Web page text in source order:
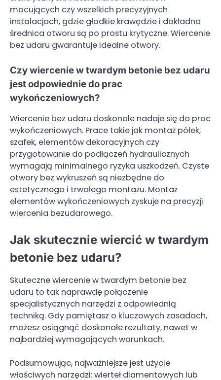
mocujących czy wszelkich precyzyjnych
instalacjach, gdzie gładkie krawędzie i dokładna
średnica otworu są po prostu krytyczne. Wiercenie
bez udaru gwarantuje idealne otwory.
Czy wiercenie w twardym betonie bez udaru
jest odpowiednie do prac
wykończeniowych?
Wiercenie bez udaru doskonale nadaje się do prac
wykończeniowych. Prace takie jak montaż półek,
szafek, elementów dekoracyjnych czy
przygotowanie do podłączeń hydraulicznych
wymagają minimalnego ryzyka uszkodzeń. Czyste
otwory bez wykruszeń są niezbędne do
estetycznego i trwałego montażu. Montaż
elementów wykończeniowych zyskuje na precyzji
wiercenia bezudarowego.
Jak skutecznie wiercić w twardym
betonie bez udaru?
Skuteczne wiercenie w twardym betonie bez
udaru to tak naprawdę połączenie
specjalistycznych narzędzi z odpowiednią
techniką. Gdy pamiętasz o kluczowych zasadach,
możesz osiągnąć doskonałe rezultaty, nawet w
najbardziej wymagających warunkach.
Podsumowując, najważniejsze jest użycie
właściwych narzędzi: wierteł diamentowych lub